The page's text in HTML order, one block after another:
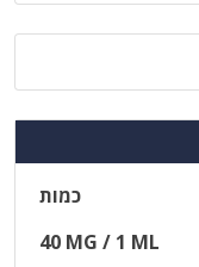
כמות
40 MG / 1 ML